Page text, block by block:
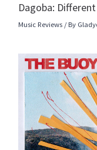
Dagoba:
Music Reviews / By